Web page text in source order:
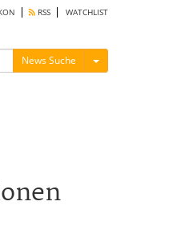
RSS WATCHLIST
News Suche Menü ein-/ausblenden